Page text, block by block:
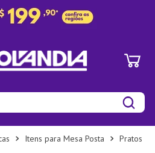
Itens para Mesa Posta Pratos